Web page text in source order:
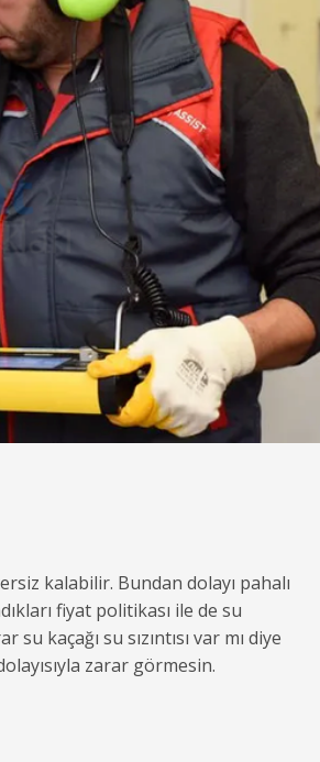
kalabilir. Bundan dolayı pahalı
fiyat politikası ile de su
kaçağı su sızıntısı var mı diye
zarar görmesin.